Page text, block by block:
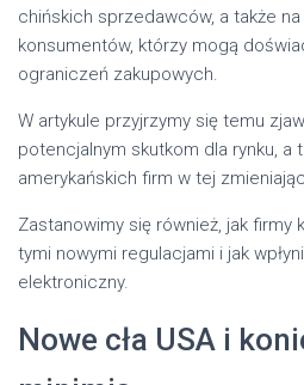
chińskich sprzedawców, a także
konsumentów, którzy mogą
ograniczeń zakupowych.
W artykule przyjrzymy się temu
potencjalnym skutkom dla rynku, a
amerykańskich firm w tej
Zastanowimy się również, jak firmy
tymi nowymi regulacjami i jak
elektroniczny.
Nowe cła USA i